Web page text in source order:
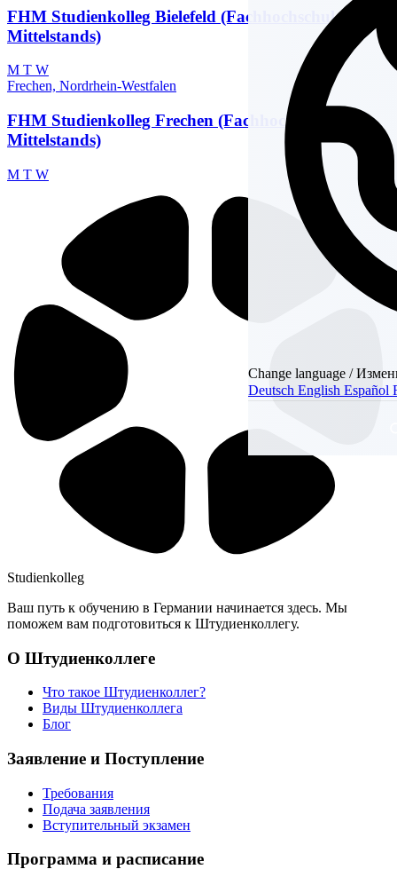
Change language /
DeutschEnglishEspañol
FHM Studienkolleg Bielefeld (Fachhochschule des
Mittelstands)
M T W
Frechen, Nordrhein-Westfalen
FHM Studienkolleg Frechen (Fachhochschule des
Mittelstands)
M T W
Studienkolleg
Ваш путь к обучению в Германии начинается здесь. Мы
поможем вам подготовиться к Штудиенколлегу.
О Штудиенколлеге
Что такое Штудиенколлег?
Виды Штудиенколлега
Блог
Заявление и Поступление
Требования
Подача заявления
Вступительный экзамен
Программа и расписание